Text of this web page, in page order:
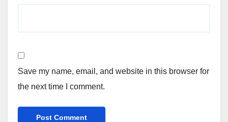
Save my name, email, and website in this browser for
the next time I comment.